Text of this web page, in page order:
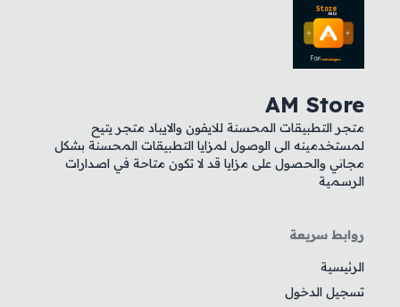
AM Store
متجر التطبيقات المحسنة للايفون والايباد متجر يتيح
لمستخدمينه الى الوصول لمزايا التطبيقات المحسنة بشكل
مجاني والحصول على مزايا قد لا تكون متاحة في اصدارات
الرسمية
روابط سريعة
الرئيسية
تسجيل الدخول